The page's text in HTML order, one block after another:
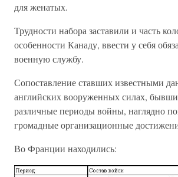
для женатых.
Трудности набора заставили и часть
особенности Канаду, ввести у себя
военную службу.
Сопоставление ставших известными
английских вооруженных силах,
различные периоды войны, наглядно
громадные организационные
Во Франции находились: